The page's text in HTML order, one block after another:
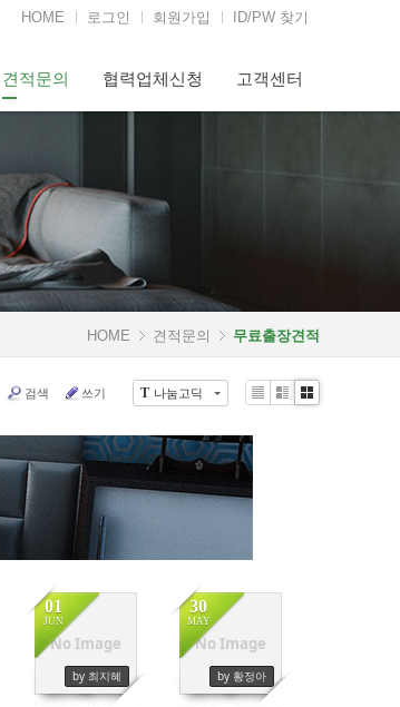
HOME
로그인 회원가입 ID/PW 찾기
견적문의 협력업체신청 고객센터
HOME 견적문의 무료출장견적
T 나눔고딕
검색 쓰기
Li
Zi
G
No Image
01
JUN
by 최지혜
No Image
30
MAY
by 황정아